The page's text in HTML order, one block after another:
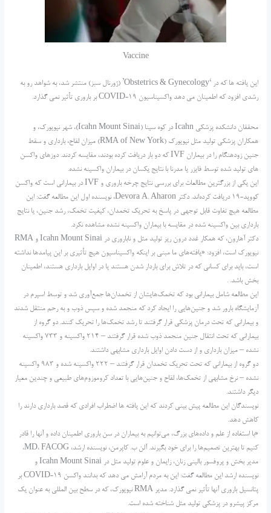
Vaccine
این یافته ها که در ‘Obstetrics & Gynecology’ (ژورنال سبز) منتشر شد، به شواهد رو به
رشدی افزود که اطمینان می دهد واکسیناسیون COVID-19 بر باروری تأثیر نمی گذارد.
محققان دانشکده پزشکی Icahn در کوه سینا (Icahn Mount Sinai)، شهر نیویورک، و
همکاران پزشکی تولید مثل نیویورک (RMA of New York) میزان لقاح، بارداری و سقط
جنین زودهنگام را در بیماران IVF که دو بار دریافت کرده بودند، مقایسه کردند. دوزهای واکسن
های تولید شده توسط فایزر یا مدرنا با نتایج یکسان در بیماران واکسینه نشده.
این یکی از بزرگترین مطالعات برای بررسی نتایج چرخه باروری و IVF در بیمارانی است که واکسن
کووید-19 دریافت کرده‌اند. دکتر Devora A. Aharon، نویسنده اول این مطالعه گفت: این
مطالعه هیچ تفاوت قابل توجهی در پاسخ به تحریک تخمدان، کیفیت تخمک، رشد جنین، یا نتایج
بارداری بین واکسینه شده در مقایسه با بیماران واکسینه نشده مشاهده نکرد.
دکتر آهارون، که همکار غدد درون ریز تولید مثل و ناباروری در Icahn Mount Sinai و RMA
نیویورک است، افزود: «یافته‌های ما مبنی بر اینکه واکسیناسیون هیچ تأثیری بر این پیامدها نداشته
است، باید برای کسانی که در تلاش برای باردار شدن هستند یا در اوایل بارداری هستند، اطمینان
بخش باشد. .
این مطالعه شامل بیمارانی بود که تخمک‌هایشان از تخمدان‌ها جمع‌آوری شد و توسط اسپرم در
آزمایشگاه بارور شد و جنین‌هایی را ایجاد کرد که منجمد شده و سپس ذوب و به رحم منتقل شدند
و بیمارانی که تحت درمان پزشکی قرار گرفتند تا رشد تخمک‌ها را تحریک کنند. دو گروه از
بیمارانی که تحت انتقال جنین منجمد ذوب شده قرار گرفتند – 214 واکسینه و 733 واکسینه
نشده – میزان بارداری و از دست دادن اوایل بارداری مشابهی داشتند.
دو گروه از بیمارانی که تحت تحریک تخمدان قرار گرفتند – 222 واکسینه شده و 983 واکسینه
نشده – نرخ مشابهی از تخمک‌ها، لقاح و جنین‌هایی با تعداد کروموزوم‌های طبیعی و چندین معیار
دیگر داشتند.
نویسندگان این مطالعه پیش بینی کردند که این یافته ها اضطراب افرادی که قصد بارداری دارند را
کاهش دهد.
«با استفاده از علم و داده‌های بزرگ، می‌توانیم به بیماران در سن باروری اطمینان داده و آنها را قادر
کنیم تا بهترین تصمیم‌ها را برای خود بگیرند. آلن ب. کاپرمن، نویسنده ارشد، MD، FACOG،
مدیر بخش و پروفسور بالینی زنان، زایمان و علوم تولید مثل در Icahn Mount Sinai و
نویسنده ارشد این مطالعه گفت: این به مردم آرامش می دهد که بدانند واکسن COVID-19 بر
پتانسیل باروری آنها تأثیر نمی گذارد. مدیر RMA نیویورک، که در سطح بین المللی به عنوان یک
مرکز پیشرو در پزشکی تولید مثل شناخته شده است.